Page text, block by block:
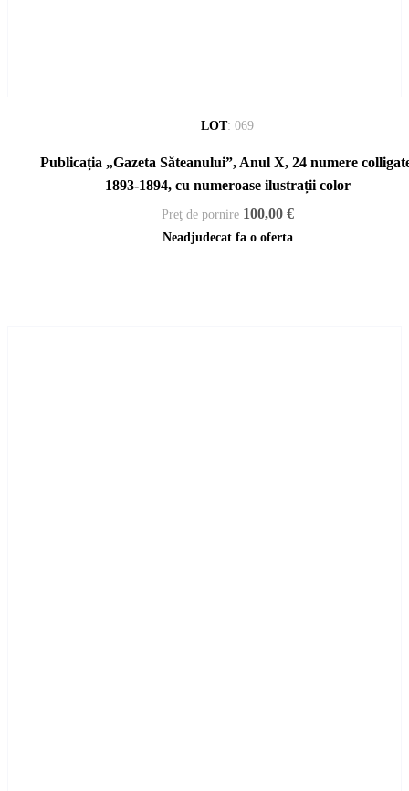
LOT: 069
Publicația „Gazeta Săteanului”, Anul X, 24 numere
1893-1894, cu numeroase ilustrații color
Preţ de pornire 100,00 €
Neadjudecat fa o oferta